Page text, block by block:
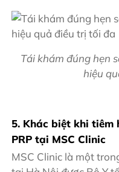
Tái khám đúng hẹn
hiệu
5. Khác biệt khi tiêm
PRP tại MSC Clinic
MSC Clinic là một